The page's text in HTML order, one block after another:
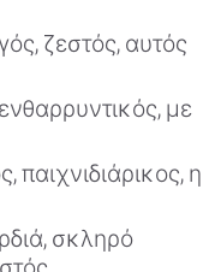
ζεστός, αυτός
με
παιχνιδιάρικος, η
σκληρό